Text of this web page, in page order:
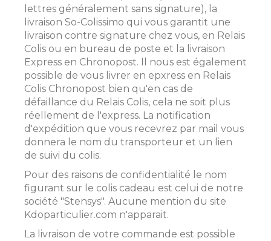
lettres généralement sans signature), la
livraison So-Colissimo qui vous garantit une
livraison contre signature chez vous, en Relais
Colis ou en bureau de poste et la livraison
Express en Chronopost. Il nous est également
possible de vous livrer en epxress en Relais
Colis Chronopost bien qu'en cas de
défaillance du Relais Colis, cela ne soit plus
réellement de l'express. La notification
d'expédition que vous recevrez par mail vous
donnera le nom du transporteur et un lien
de suivi du colis.
Pour des raisons de confidentialité le nom
figurant sur le colis cadeau est celui de notre
société "Stensys". Aucune mention du site
Kdoparticulier.com n'apparait.
La livraison de votre commande est possible